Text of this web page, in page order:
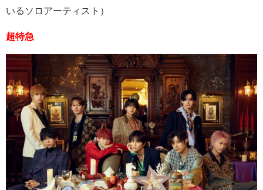
いるソロアーティスト）
超特急